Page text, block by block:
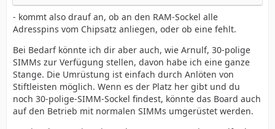
- kommt also drauf an, ob an den RAM-Sockel alle
Adresspins vom Chipsatz anliegen, oder ob eine fehlt.
Bei Bedarf könnte ich dir aber auch, wie Arnulf, 30-polige
SIMMs zur Verfügung stellen, davon habe ich eine ganze
Stange. Die Umrüstung ist einfach durch Anlöten von
Stiftleisten möglich. Wenn es der Platz her gibt und du
noch 30-polige-SIMM-Sockel findest, könnte das Board auch
auf den Betrieb mit normalen SIMMs umgerüstet werden.